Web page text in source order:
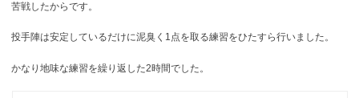
苦戦したからです。
投手陣は安定しているだけに泥臭く1点を取る練習をひたすら行いました。
かなり地味な練習を繰り返した2時間でした。